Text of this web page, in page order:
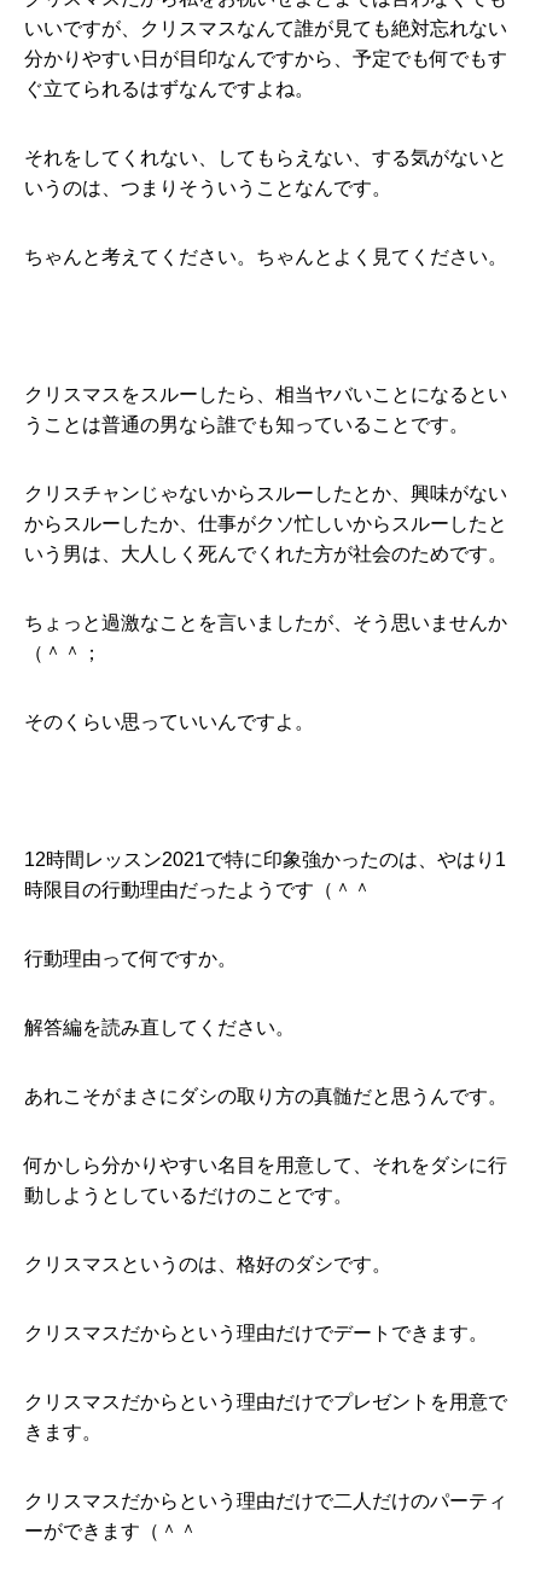
いいですが、クリスマスなんて誰が見ても絶対忘れない
分かりやすい日が目印なんですから、予定でも何でもす
ぐ立てられるはずなんですよね。
それをしてくれない、してもらえない、する気がないと
いうのは、つまりそういうことなんです。
ちゃんと考えてください。ちゃんとよく見てください。
クリスマスをスルーしたら、相当ヤバいことになるとい
うことは普通の男なら誰でも知っていることです。
クリスチャンじゃないからスルーしたとか、興味がない
からスルーしたか、仕事がクソ忙しいからスルーしたと
いう男は、大人しく死んでくれた方が社会のためです。
ちょっと過激なことを言いましたが、そう思いませんか
（＾＾；
そのくらい思っていいんですよ。
12時間レッスン2021で特に印象強かったのは、やはり1
時限目の行動理由だったようです（＾＾
行動理由って何ですか。
解答編を読み直してください。
あれこそがまさにダシの取り方の真髄だと思うんです。
何かしら分かりやすい名目を用意して、それをダシに行
動しようとしているだけのことです。
クリスマスというのは、格好のダシです。
クリスマスだからという理由だけでデートできます。
クリスマスだからという理由だけでプレゼントを用意で
きます。
クリスマスだからという理由だけで二人だけのパーティ
ーができます（＾＾